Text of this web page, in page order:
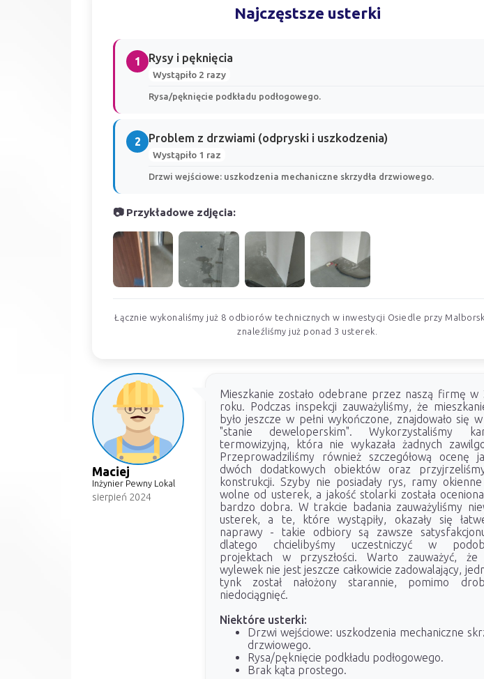
Najczęstsze usterki
1 Rysy i pęknięcia
Wystąpiło 2 razy
Rysa/pęknięcie podkładu podłogowego.
2 Problem z drzwiami (odpryski i uszkodzenia)
Wystąpiło 1 raz
Drzwi wejściowe: uszkodzenia mechaniczne skrzydła drzwiowego.
📷 Przykładowe zdjęcia:
Łącznie wykonaliśmy już 8 odbiorów technicznych w inwestycji Osiedle przy
znaleźliśmy już ponad 3 usterek.
Maciej
Inżynier Pewny Lokal
sierpień 2024
Mieszkanie zostało odebrane przez naszą firmę w
roku. Podczas inspekcji zauważyliśmy, że
było jeszcze w pełni wykończone, znajdowało się
"stanie deweloperskim". Wykorzystaliśmy
termowizyjną, która nie wykazała żadnych
Przeprowadziliśmy również szczegółową ocenę
dwóch dodatkowych obiektów oraz
konstrukcji. Szyby nie posiadały rys, ramy okienne
wolne od usterek, a jakość stolarki została
bardzo dobra. W trakcie badania zauważyliśmy
usterek, a te, które wystąpiły, okazały się
naprawy - takie odbiory są zawsze
dlatego chcielibyśmy uczestniczyć w
projektach w przyszłości. Warto zauważyć, że
wylewek nie jest jeszcze całkowicie zadowalający,
tynk został nałożony starannie, pomimo
niedociągnięć.
Niektóre usterki:
Drzwi wejściowe: uszkodzenia mechaniczne
drzwiowego.
Rysa/pęknięcie podkładu podłogowego.
Brak kąta prostego.